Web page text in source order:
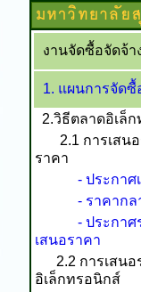
งานจัดซื้อจัดจ้า
1. แผนการจัดซื้
2.วิธีตลาดอิเล็
2.1 การเสนอ
ราคา
- ประกาศเ
- ราคากล
- ประกาศร
เสนอราคา
2.2 การเสนอ
อิเล็กทรอนิกส์